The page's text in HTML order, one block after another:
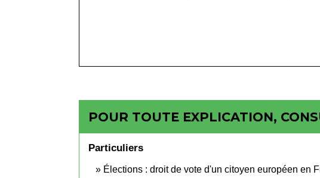
POUR TOUTE EXPLICATION,
Particuliers
Élections : droit de vote d'un citoyen européen en